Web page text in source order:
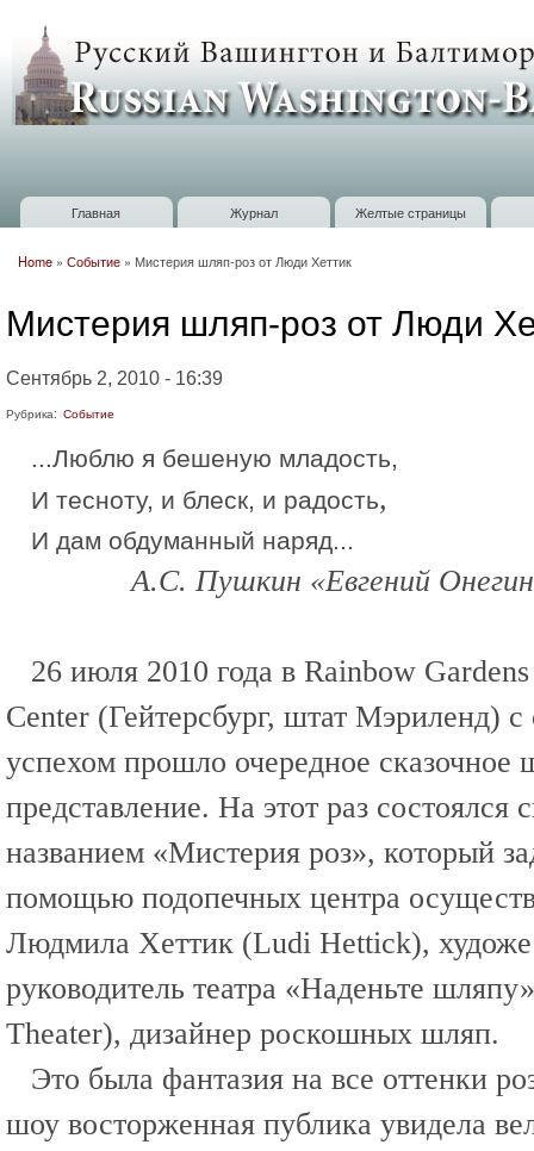
Russian
Washington
Baltimore
Главное меню
Главная Журнал Желтые страницы
Home » Событие » Мистерия шляп-роз от Люди Хеттик
Мистерия шляп-роз от Люди
Сентябрь 2, 2010 - 16:39
Рубрика: Событие
...Люблю я бешеную младость,
И тесноту, и блеск, и радость,
И дам обдуманный наряд...
А.С. Пушкин «Евгений Онегин»
26 июля 2010 года в Rainbow
Center (Гейтерсбург, штат Мэриленд)
успехом прошло очередное сказочное
представление. На этот раз состоялся
названием «Мистерия роз», который
помощью подопечных центра
Людмила Хеттик (Ludi Hettick),
руководитель театра «Наденьте
Theater), дизайнер роскошных шляп.
Это была фантазия на все оттенки
шоу восторженная публика увидела